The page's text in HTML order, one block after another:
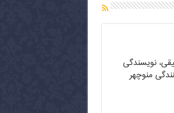
نویسندگی
منوچهر